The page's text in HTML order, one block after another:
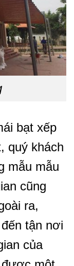
bạt xếp
quý khách
mẫu mẫu
cũng
ra,
tận nơi
của